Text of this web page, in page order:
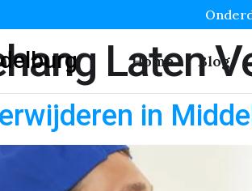
Home Blog
Laten
in